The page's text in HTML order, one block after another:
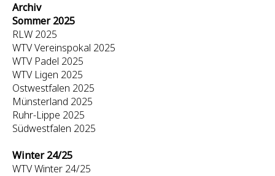
Archiv
Sommer 2025
RLW 2025
WTV Vereinspokal 2025
WTV Padel 2025
WTV Ligen 2025
Ostwestfalen 2025
Münsterland 2025
Ruhr-Lippe 2025
Südwestfalen 2025
Winter 24/25
WTV Winter 24/25